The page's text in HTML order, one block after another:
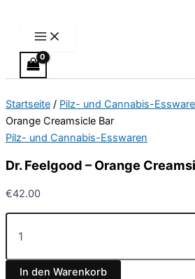
springen
Startseite / Pilz- und Cannabis-
Orange Creamsicle Bar
Pilz- und Cannabis-Esswaren
Dr. Feelgood – Orange
€42.00
Creamsicle
Bar
In den Warenkorb